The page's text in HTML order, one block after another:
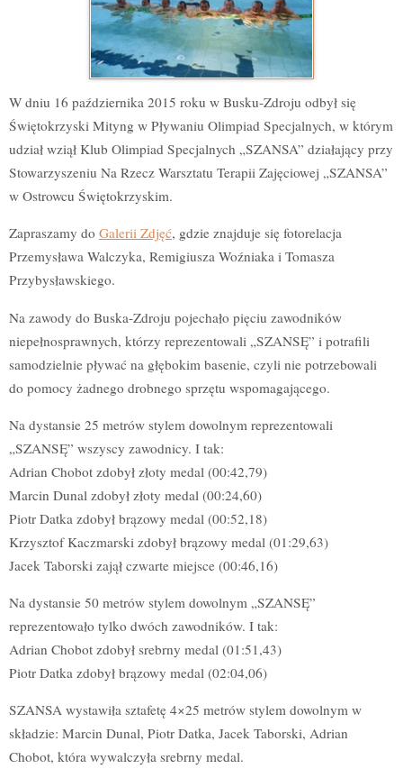
W dniu 16 października 2015 roku w Busku-Zdroju odbył się
Świętokrzyski Mityng w Pływaniu Olimpiad Specjalnych, w którym
udział wziął Klub Olimpiad Specjalnych „SZANSA” działający przy
Stowarzyszeniu Na Rzecz Warsztatu Terapii Zajęciowej „SZANSA”
w Ostrowcu Świętokrzyskim.
Zapraszamy do Galerii Zdjęć, gdzie znajduje się fotorelacja
Przemysława Walczyka, Remigiusza Woźniaka i Tomasza
Przybysławskiego.
Na zawody do Buska-Zdroju pojechało pięciu zawodników
niepełnosprawnych, którzy reprezentowali „SZANSĘ” i potrafili
samodzielnie pływać na głębokim basenie, czyli nie potrzebowali
do pomocy żadnego drobnego sprzętu wspomagającego.
Na dystansie 25 metrów stylem dowolnym reprezentowali
„SZANSĘ” wszyscy zawodnicy. I tak:
Adrian Chobot zdobył złoty medal (00:42,79)
Marcin Dunal zdobył złoty medal (00:24,60)
Piotr Datka zdobył brązowy medal (00:52,18)
Krzysztof Kaczmarski zdobył brązowy medal (01:29,63)
Jacek Taborski zajął czwarte miejsce (00:46,16)
Na dystansie 50 metrów stylem dowolnym „SZANSĘ”
reprezentowało tylko dwóch zawodników. I tak:
Adrian Chobot zdobył srebrny medal (01:51,43)
Piotr Datka zdobył brązowy medal (02:04,06)
SZANSA wystawiła sztafetę 4×25 metrów stylem dowolnym w
składzie: Marcin Dunal, Piotr Datka, Jacek Taborski, Adrian
Chobot, która wywalczyła srebrny medal.